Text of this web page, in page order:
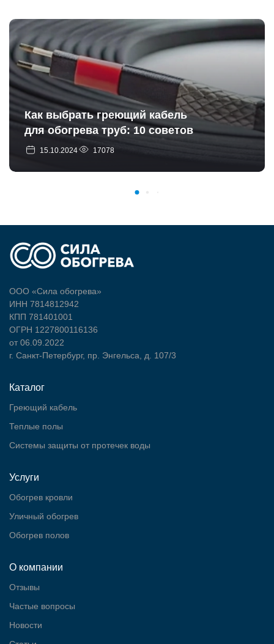
Как выбрать греющий кабель
для обогрева труб: 10 советов
15.10.2024 17078
ООО «Сила обогрева»
ИНН 7814812942
КПП 781401001
ОГРН 1227800116136
от 06.09.2022
г. Санкт-Петербург, пр. Энгельса, д. 107/3
Каталог
Греющий кабель
Теплые полы
Cистемы защиты от протечек воды
Услуги
Обогрев кровли
Уличный обогрев
Обогрев полов
О компании
Отзывы
Частые вопросы
Новости